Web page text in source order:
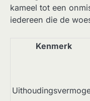
kameel tot een
iedereen die de
Kenmerk